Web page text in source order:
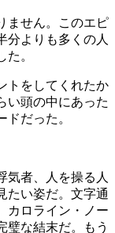
ません。このエピ
分よりも多くの人
。
トをしてくれたか
い頭の中にあった
だった。
気者、人を操る人
たい姿だ。文字通
カロライン・ノー
璧な結末だ。もう